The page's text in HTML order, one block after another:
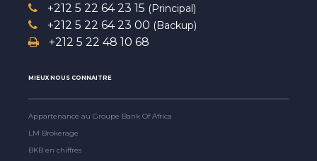
+212 5 22 64 23 15 (Principal)
+212 5 22 64 23 00 (Backup)
+212 5 22 48 10 68
MIEUX NOUS CONNAITRE
Appartenance au Groupe Bank Of Africa
LM Brokerage
BKB en chiffres